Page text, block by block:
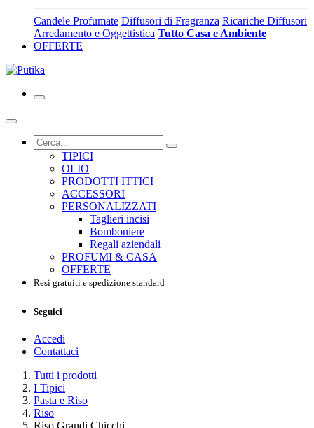
Candele Profumate Diffusori di Fragranza Ricariche Diffusori
Arredamento e Oggettistica Tutto Casa e Ambiente
OFFERTE
TIPICI
OLIO
PRODOTTI ITTICI
ACCESSORI
PERSONALIZZATI
Taglieri incisi
Bomboniere
Regali aziendali
PROFUMI & CASA
OFFERTE
Resi gratuiti e spedizione standard
Seguici
Accedi
Contattaci
Tutti i prodotti
I Tipici
Pasta e Riso
Riso
Riso Grandi Chicchi